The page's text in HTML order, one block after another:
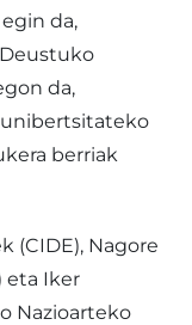
da,
da,
unibertsitateko
berriak
(CIDE), Nagore
eta Iker
Nazioarteko